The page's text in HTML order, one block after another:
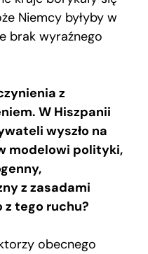
Niemcy byłyby w
brak wyraźnego
z
W Hiszpanii
wyszło na
modelowi polityki,
z zasadami
z tego ruchu?
obecnego